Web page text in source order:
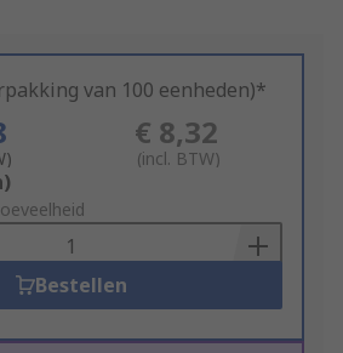
van 100 eenheden)*
€ 8,32
(incl. BTW)
Bestellen